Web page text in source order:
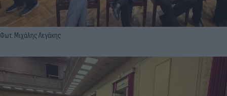
Φωτ. Μιχάλης Λεγάκης